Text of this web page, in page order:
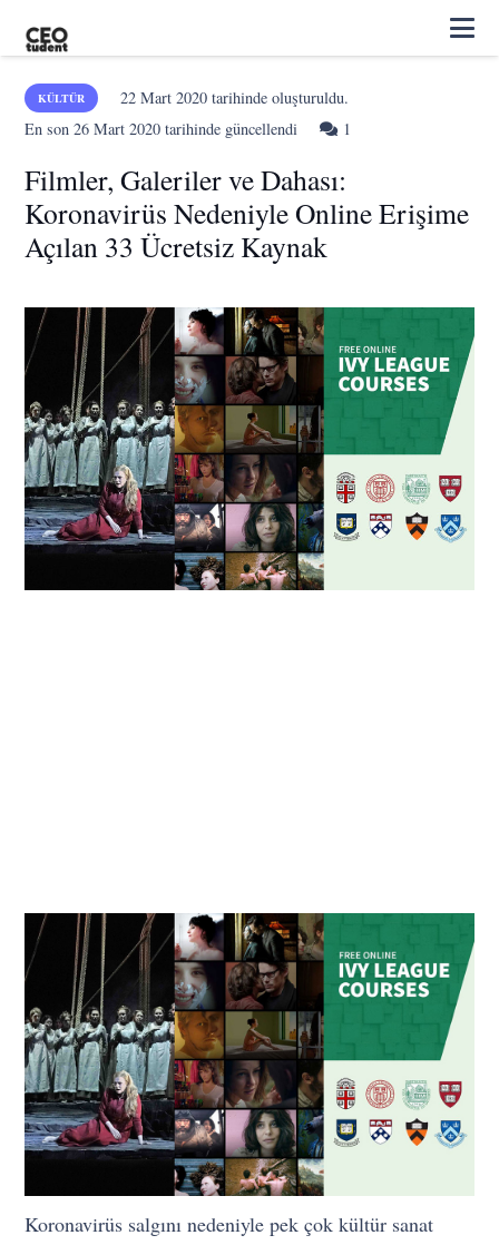
KÜLTÜR 22 Mart 2020tarihinde oluşturuldu.
En son26 Mart 2020 tarihinde güncellendi 1
Filmler, Galeriler ve Dahası:
Koronavirüs Nedeniyle Online Erişime
Açılan 33 Ücretsiz Kaynak
Koronavirüs salgını nedeniyle pek çok kültür sanat